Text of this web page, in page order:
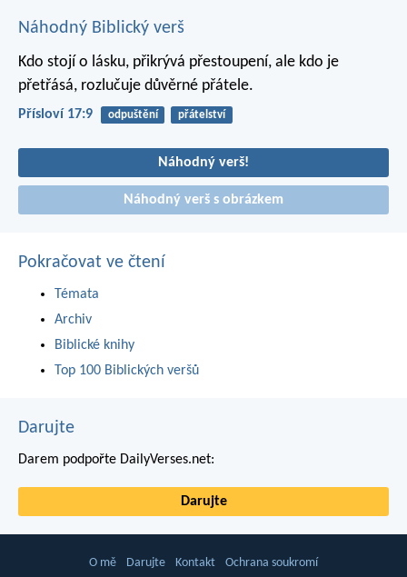
Náhodný Biblický verš
Kdo stojí o lásku, přikrývá přestoupení, ale kdo je
přetřásá, rozlučuje důvěrné přátele.
Přísloví 17:9 odpuštění přátelství
Náhodný verš!
Náhodný verš s obrázkem
Pokračovat ve čtení
Témata
Archiv
Biblické knihy
Top 100 Biblických veršů
Darujte
Darem podpořte DailyVerses.net:
Darujte
O mě Darujte Kontakt Ochrana soukromí